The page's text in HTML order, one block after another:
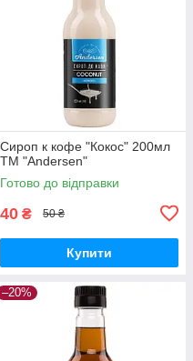
Сироп к кофе "Кокос" 200мл
ТМ "Andersen"
Готово до відправки
40 ₴ 50 ₴
Купити
–20%